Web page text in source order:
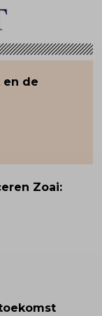
en de
Zoai: